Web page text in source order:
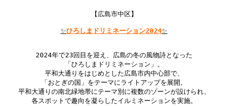
✨ひろしまドリミネーション2024✨
2024年で23回目を迎え、広島の冬の風物詩となった
「ひろしまドリミネーション」。
平和大通りをはじめとした広島市内中心部で、
「おとぎの国」をテーマにライトアップを展開。
平和大通りの南北緑地帯にテーマ別に複数のゾーンが設けられ、
各スポットで趣向を凝らしたイルミネーションを実施。